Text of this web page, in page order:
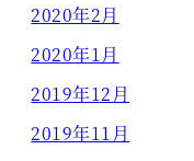
2020年2月
2020年1月
2019年12月
2019年11月